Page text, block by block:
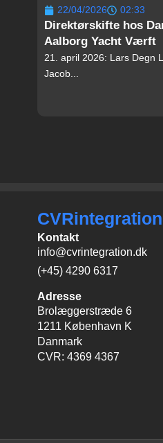
22/04/2026 02:33
Direktørskifte hos
Aalborg Yacht Værft
21. april 2026: Lars Degn
Jacob...
Kontakt
info@cvrintegration.dk
(+45) 4290 6317
Adresse
Brolæggerstræde 6
1211 København K
Danmark
CVR: 4369 4367